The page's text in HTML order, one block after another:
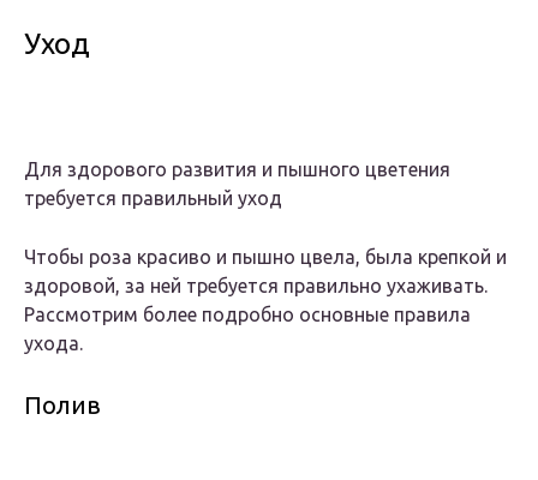
Уход
Для здорового развития и пышного цветения
требуется правильный уход
Чтобы роза красиво и пышно цвела, была крепкой и
здоровой, за ней требуется правильно ухаживать.
Рассмотрим более подробно основные правила
ухода.
Полив